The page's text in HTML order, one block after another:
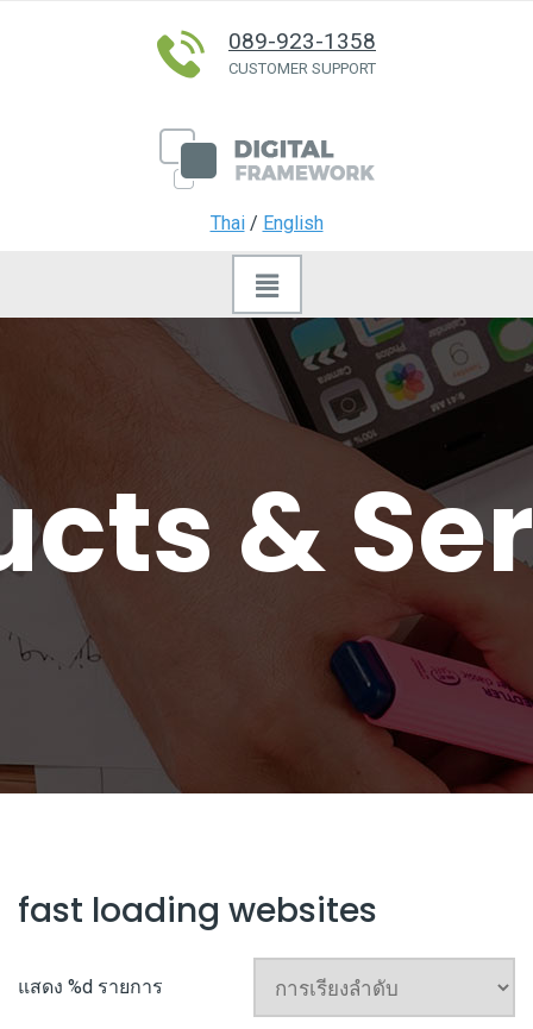
089-923-1358
CUSTOMER SUPPORT
Thai/ English
&
fast loading websites
แสดง %d รายการ